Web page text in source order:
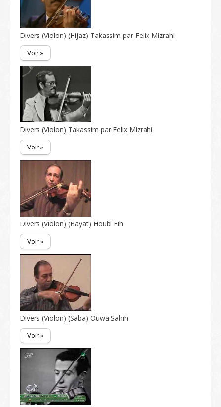
Divers (Violon) (Hijaz) Takassim par Felix Mizrahi
Voir »
Divers (Violon) Takassim par Felix Mizrahi
Voir »
Divers (Violon) (Bayat) Houbi Eih
Voir »
Divers (Violon) (Saba) Ouwa Sahih
Voir »